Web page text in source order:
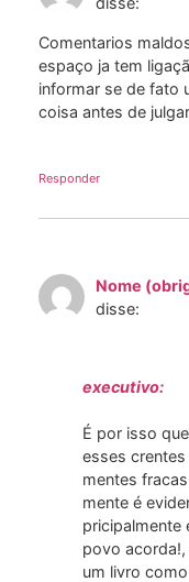
Comentarios
espaço ja tem
informar se de fato
coisa antes de
Responder
Nome
disse:
executivo:
É por isso
esses
mentes
mente é
pricipalmente
povo acorda!,
um livro